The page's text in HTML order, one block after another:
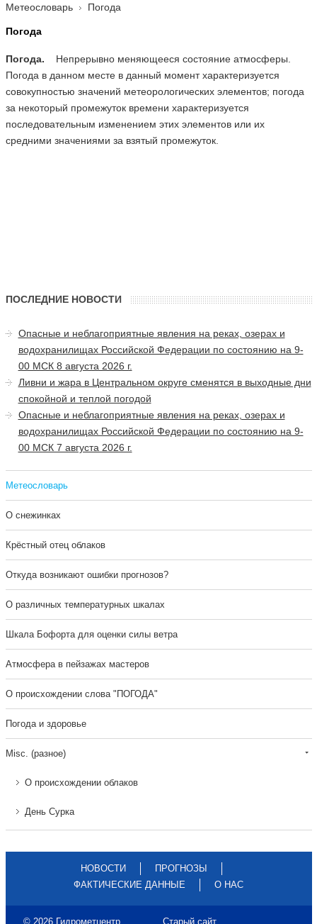
Метеословарь
Погода
Погода
Погода. Непрерывно меняющееся состояние атмосферы.
Погода в данном месте в данный момент характеризуется
совокупностью значений метеорологических элементов; погода
за некоторый промежуток времени характеризуется
последовательным изменением этих элементов или их
средними значениями за взятый промежуток.
ПОСЛЕДНИЕ НОВОСТИ
Опасные и неблагоприятные явления на реках, озерах и
водохранилищах Российской Федерации по состоянию на 9-
00 МСК 8 августа 2026 г.
Ливни и жара в Центральном округе сменятся в выходные дни
спокойной и теплой погодой
Опасные и неблагоприятные явления на реках, озерах и
водохранилищах Российской Федерации по состоянию на 9-
00 МСК 7 августа 2026 г.
Метеословарь
О снежинках
Крёстный отец облаков
Откуда возникают ошибки прогнозов?
О различных температурных шкалах
Шкала Бофорта для оценки силы ветра
Атмосфера в пейзажах мастеров
О происхождении слова "ПОГОДА"
Погода и здоровье
Misc. (разное)
О происхождении облаков
День Сурка
НОВОСТИ
ПРОГНОЗЫ
ФАКТИЧЕСКИЕ ДАННЫЕ
О НАС
© 2026 Гидрометцентр Старый сайт